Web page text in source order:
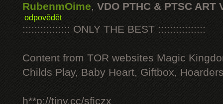
RubenmOime, VDO PTHC & PTSC ART
odpovědět
:::::::::::::::: ONLY THE BEST ::::::::::::::::
Content from TOR websites Magic
Childs Play, Baby Heart, Giftbox,
h**p://tiny.cc/sficzx